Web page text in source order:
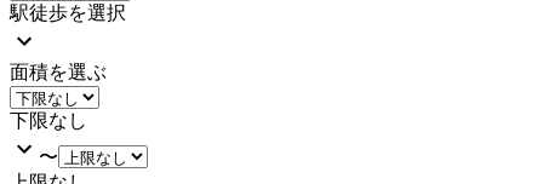
駅徒歩を選択
面積を選ぶ
下限なし
〜